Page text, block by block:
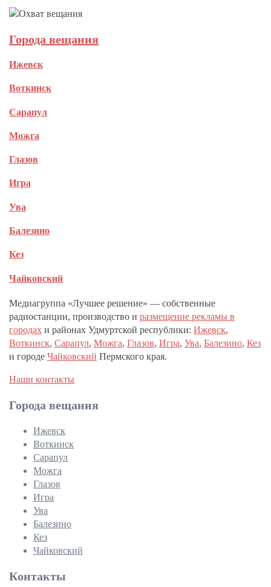
Города вещания
Ижевск
Воткинск
Сарапул
Можга
Глазов
Игра
Ува
Балезино
Кез
Чайковский
Медиагруппа «Лучшее решение» — собственные
радиостанции, производство и размещение рекламы в
городах и районах Удмуртской республики: Ижевск,
Воткинск, Сарапул, Можга, Глазов, Игра, Ува, Балезино, Кез
и городе Чайковский Пермского края.
Наши контакты
Города вещания
Ижевск
Воткинск
Сарапул
Можга
Глазов
Игра
Ува
Балезино
Кез
Чайковский
Контакты